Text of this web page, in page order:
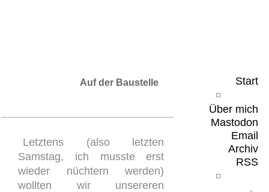
Start
Über mich
Mastodon
Email
Archiv
RSS
Auf der Baustelle
Letztens (also letzten
Samstag, ich musste erst
wieder nüchtern werden)
wollten wir unsereren